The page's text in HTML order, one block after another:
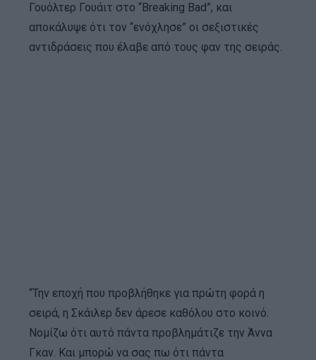
Γουόλτερ Γουάιτ στο “Breaking Bad”, και
αποκάλυψε ότι τον “ενόχλησε” οι σεξιστικές
αντιδράσεις που έλαβε από τους φαν της σειράς.
“Την εποχή που προβλήθηκε για πρώτη φορά η
σειρά, η Σκάιλερ δεν άρεσε καθόλου στο κοινό.
Νομίζω ότι αυτό πάντα προβλημάτιζε την Άννα
Γκαν. Και μπορώ να σας πω ότι πάντα